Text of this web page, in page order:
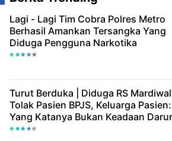
Lagi - Lagi Tim Cobra Polres Metro
Berhasil Amankan Tersangka Yang
Diduga Pengguna Narkotika
Turut Berduka | Diduga RS
Tolak Pasien BPJS, Keluarga
Yang Katanya Bukan Keadaan